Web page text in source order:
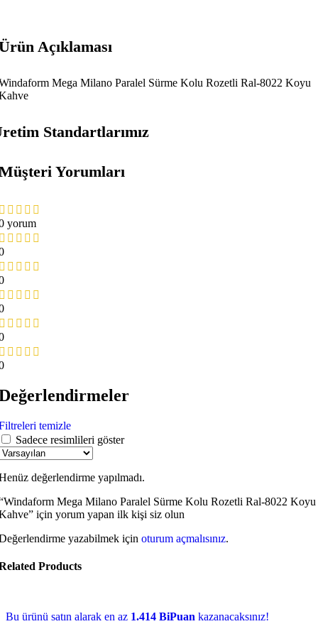
Açıklaması
Mega Milano Paralel Sürme Kolu Rozetli Ral-8022 Koyu
Standartlarımız
Yorumları
yorum
temizle
Sadece resimlileri göster
değerlendirme yapılmadı.
Mega Milano Paralel Sürme Kolu Rozetli Ral-8022 Koyu
için yorum yapan ilk kişi siz olun
yazabilmek için oturum açmalısınız.
Products
Bu ürünü satın alarak en az 1.414 BiPuan kazanacaksınız!